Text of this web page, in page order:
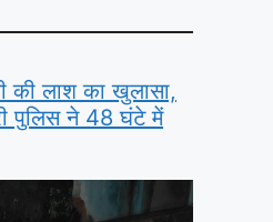
की लाश का खुलासा,
पुलिस ने 48 घंटे में